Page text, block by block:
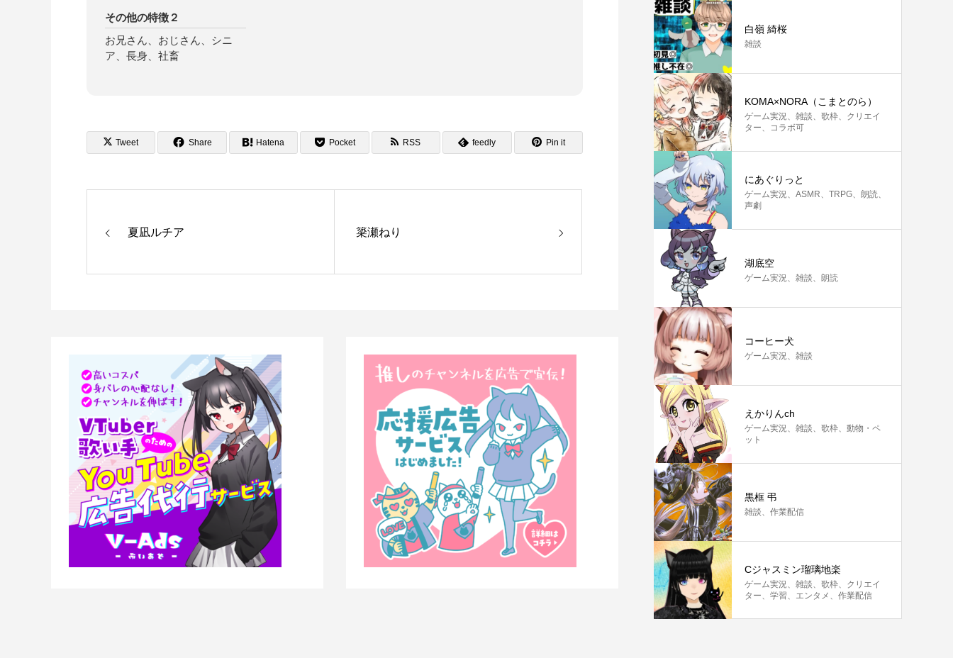
その他の特徴２
お兄さん、おじさん、シニ
ア、長身、社畜
Tweet Share Hatena Pocket RSS feedly Pin it
夏凪ルチア 簗瀬ねり
白嶺 綺桜
雑談
KOMA×NORA（こまとのら）
ゲーム実況、雑談、歌枠、クリエイ
ター、コラボ可
にあぐりっと
ゲーム実況、ASMR、TRPG、朗読、
声劇
湖底空
ゲーム実況、雑談、朗読
コーヒー犬
ゲーム実況、雑談
えかりんch
ゲーム実況、雑談、歌枠、動物・ペ
ット
黒框 弔
雑談、作業配信
Cジャスミン瑠璃地楽
ゲーム実況、雑談、歌枠、クリエイ
ター、学習、エンタメ、作業配信